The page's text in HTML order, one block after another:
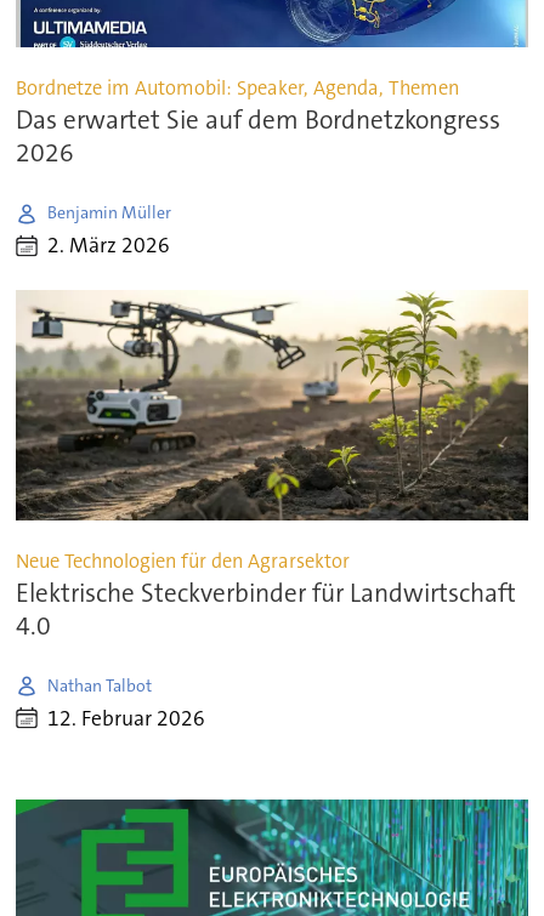
Bordnetze im Automobil: Speaker, Agenda, Themen
Das erwartet Sie auf dem Bordnetzkongress
2026
Benjamin Müller
2. März 2026
Neue Technologien für den Agrarsektor
Elektrische Steckverbinder für Landwirtschaft
4.0
Nathan Talbot
12. Februar 2026